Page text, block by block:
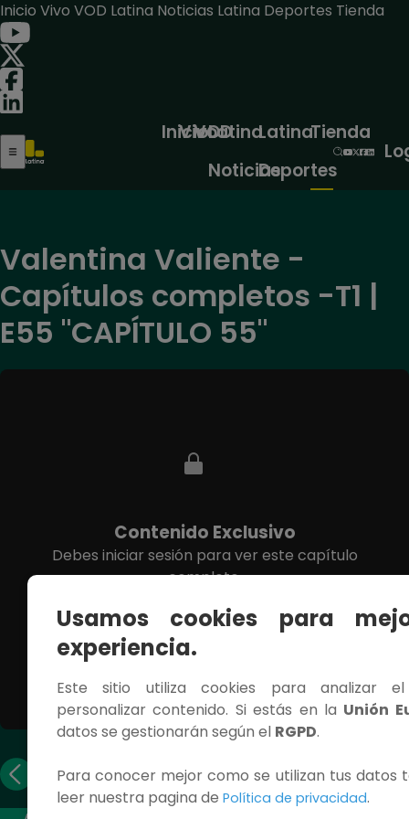
Inicio Vivo VOD Latina Noticias Latina Deportes Tienda
Inicio
Vivo
VOD
Latina
Noticias
Latina
Deportes
Tienda
Valentina Valiente -
Capítulos completos -T1 |
E55 "CAPÍTULO 55"
Contenido Exclusivo
Debes iniciar sesión para ver este capítulo
completo.
INICIAR SESIÓN
anterior
siguiente
Usamos cookies para
experiencia.
Este sitio utiliza cookies para analizar
personalizar contenido. Si estás en la Unión
datos se gestionarán según el RGPD.
Para conocer mejor como se utilizan tus datos
leer nuestra pagina de Política de privacidad.